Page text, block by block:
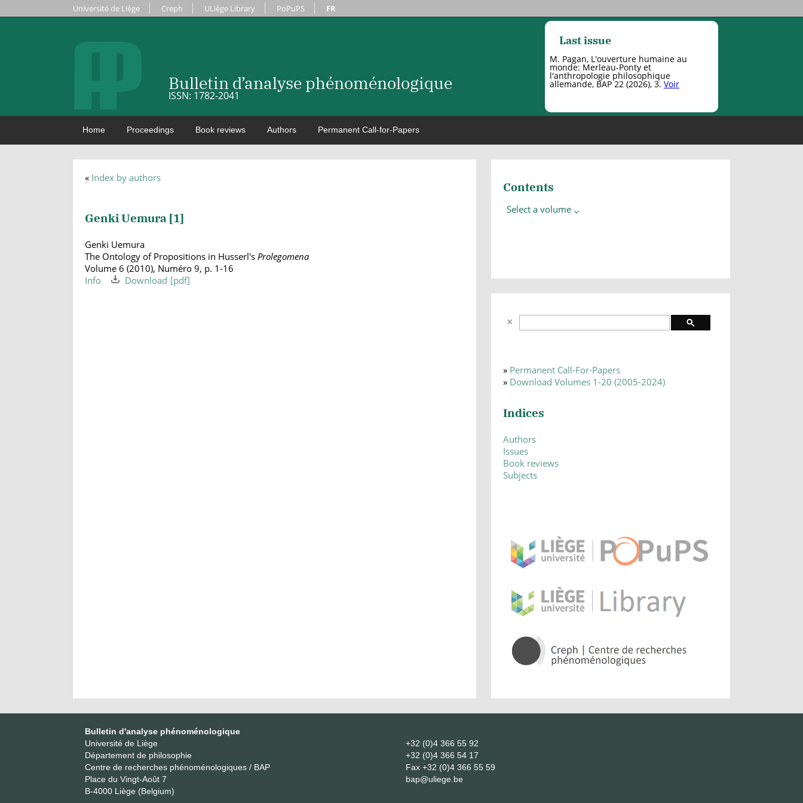
Université de Liège Creph ULiège Library PoPuPS FR
Bulletin d’analyse phénoménologique
ISSN: 1782-2041
Last issue
M. Pagan, L'ouverture humaine au
monde: Merleau-Ponty et
l'anthropologie philosophique
allemande, BAP 22 (2026), 3. Voir
Home Proceedings Book reviews Authors Permanent Call-for-Papers
« Index by authors
Genki Uemura [1]
Genki Uemura
The Ontology of Propositions in Husserl's Prolegomena
Volume 6 (2010), Numéro 9, p. 1-16
Info
Download
Contents
Select a volume
» Permanent Call-For-Papers
» Download Volumes 1-20 (2005-2024)
Indices
Authors
Issues
Book reviews
Subjects
Bulletin d'analyse phénoménologique
Université de Liège
Département de philosophie
Centre de recherches phénoménologiques / BAP
Place du Vingt-Août 7
B-4000 Liège (Belgium)
+32 (0)4 366 55 92
+32 (0)4 366 54 17
Fax +32 (0)4 366 55 59
bap@uliege.be